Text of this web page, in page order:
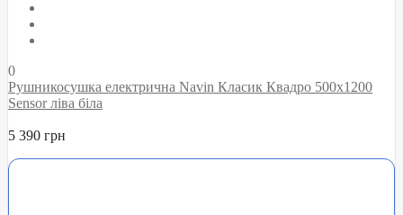
0
Рушникосушка електрична Navin Класик Квадро 500х1200
Sensor ліва біла
5 390 грн